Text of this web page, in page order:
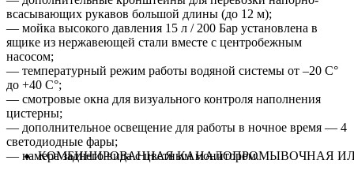
КОМБИНИРОВАННАЯ КАНАЛОПРОМЫВОЧНАЯ
всасывающих рукавов большой длины (до 12 м);
— мойка высокого давления 15 л / 200 Бар установлена в
ящике из нержавеющей стали вместе с центробежным
насосом;
— температурный режим работы водяной системы от –20 С°
до +40 С°;
— смотровые окна для визуального контроля наполнения
цистерны;
— дополнительное освещение для работы в ночное время — 4
светодиодные фары;
— камера заднего вида с цветным монитором.